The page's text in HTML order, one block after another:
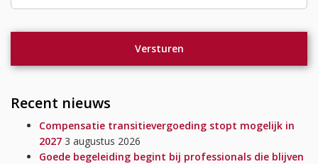
Recent nieuws
Compensatie transitievergoeding stopt mogelijk in
2027 3 augustus 2026
Goede begeleiding begint bij professionals die blijven